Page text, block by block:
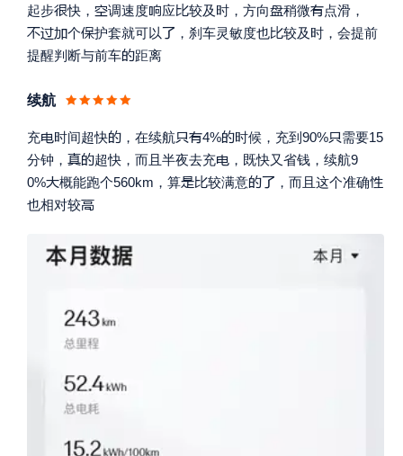
起步快， 调速度应较及时，方向稍微点滑，
个护套就可以 ，刹车灵敏度也较及时，会提前
提醒判断与前车距离
续航
充时间超快 ，在续航4%时候，充到90%需要15
分钟， 超快，而且半夜去充 ，既快又省钱，续航9
0%概能跑个560km，算较满意 ，而且这个准确
也相对较